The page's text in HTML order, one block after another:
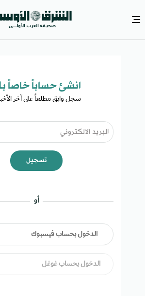
انشئ حساباً خاصاً
سجل وابق مطلعاً على آخر
تسجيل
أو
الدخول بحساب فيسبوك
الدخول بحساب غوغل